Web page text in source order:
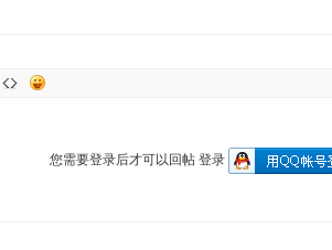
您需要登录后才可以回帖 登录